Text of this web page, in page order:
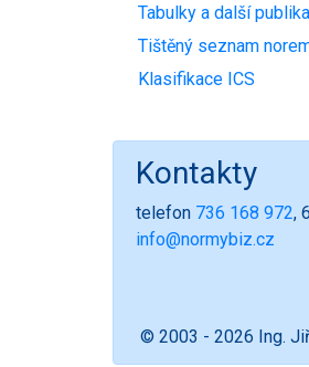
Tabulky a další
Tištěný seznam
Klasifikace ICS
Kontakty
telefon 736 168 972,
info@normybiz.cz
© 2003 - 2026 Ing.